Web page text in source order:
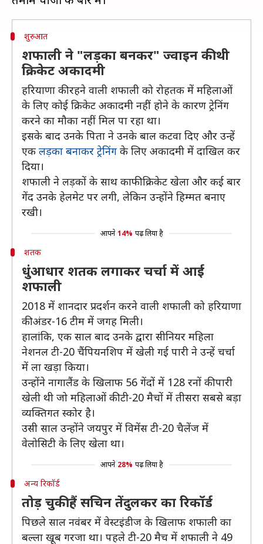
शुरुआत
शफाली ने "लड़का बनकर" ज्वाइन की थी
क्रिकेट अकादमी
हरियाणा की रहने वाली शफाली को रोहतक में महिलाओं
के लिए कोई क्रिकेट अकादमी नहीं होने के कारण ट्रेनिंग
करने का मौका नहीं मिल पा रहा था।
इसके बाद उनके पिता ने उनके बाल कटवा दिए और उन्हें
एक लड़का बनाकर ट्रेनिंग के लिए अकादमी में दाखिल कर
दिया।
शफाली ने लड़कों के साथ काफी क्रिकेट खेला और कई बार
गेंद उनके हेलमेट पर लगी, लेकिन उन्होंने हिम्मत बनाए
रखी।
आपने 14% पढ़ लिया है
शतक
धुंआधार शतक लगाकर चर्चा में आई
शफाली
2018 में शानदार प्रदर्शन करने वाली शफाली को हरियाणा
की अंडर-16 टीम में जगह मिली।
हालांकि, एक साल बाद उनके द्वारा सीनियर महिला
नेशनल टी-20 चैंपियनशिप में खेली गई पारी ने उन्हें चर्चा
में ला खड़ा किया।
उन्होंने नागालैंड के खिलाफ 56 गेंदों में 128 रनों की पारी
खेली थी जो महिलाओं की टी-20 मैचों में तीसरा सबसे बड़ा
व्यक्तिगत स्कोर है।
उसी साल उन्होंने जयपुर में विमेंस टी-20 चैलेंज में
वेलोसिटी के लिए खेला था।
आपने 28% पढ़ लिया है
अन्य रिकॉर्ड
तोड़ चुकी हैं सचिन तेंदुलकर का रिकॉर्ड
पिछले साल नवंबर में वेस्टइंडीज के खिलाफ शफाली का
बल्ला खूब गरजा था। पहले टी-20 मैच में शफाली ने 49